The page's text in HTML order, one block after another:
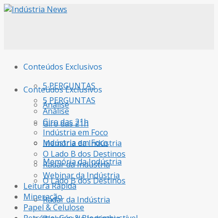
Conteúdos Exclusivos
5 PERGUNTAS
Análise
Giro das 21h
Indústria em Foco
Memória da Indústria
O Lado B dos Destinos
Radar da Indústria
Conteúdos Exclusivos
5 PERGUNTAS
Análise
Giro das 21h
Indústria em Foco
Memória da Indústria
O Lado B dos Destinos
Radar da Indústria
Webinar da Indústria
Leitura Rápida
Mineração
Papel & Celulose